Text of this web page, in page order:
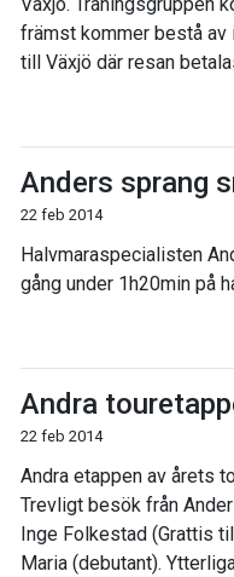
främst kommer bestå av
till Växjö där resan
Anders sprang
22 feb 2014
Halvmaraspecialisten
gång under 1h20min på
Andra
22 feb 2014
Andra etappen av årets
Trevligt besök från
Inge Folkestad (Grattis
Maria (debutant).